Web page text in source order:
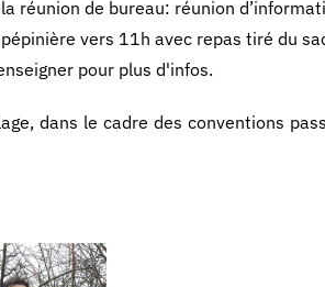
réunion de bureau: réunion
vers 11h avec repas tiré du
pour plus d'infos.
dans le cadre des conventions